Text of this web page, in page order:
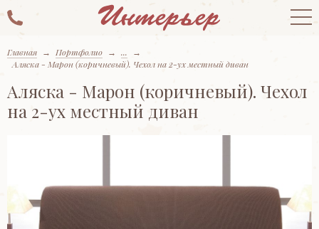
Главная → Портфолио → ...
→
Аляска - Марон (коричневый). Чехол на 2-ух местный диван
Аляска - Марон (коричневый). Чехол
на 2-ух местный диван